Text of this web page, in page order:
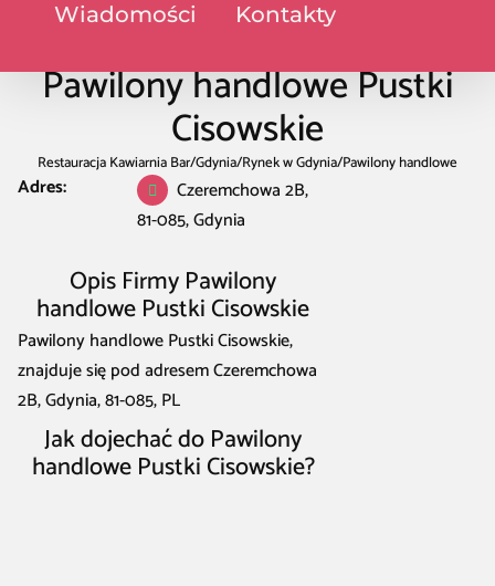
Wiadomości Kontakty
Pawilony handlowe Pustki
Cisowskie
Restauracja Kawiarnia Bar/Gdynia/Rynek w Gdynia/Pawilony handlowe
Pustki Cisowskie
Adres:
Czeremchowa 2B,
81-085, Gdynia
Opis Firmy Pawilony
handlowe Pustki Cisowskie
Pawilony handlowe Pustki Cisowskie,
znajduje się pod adresem Czeremchowa
2B, Gdynia, 81-085, PL
Jak dojechać do Pawilony
handlowe Pustki Cisowskie?